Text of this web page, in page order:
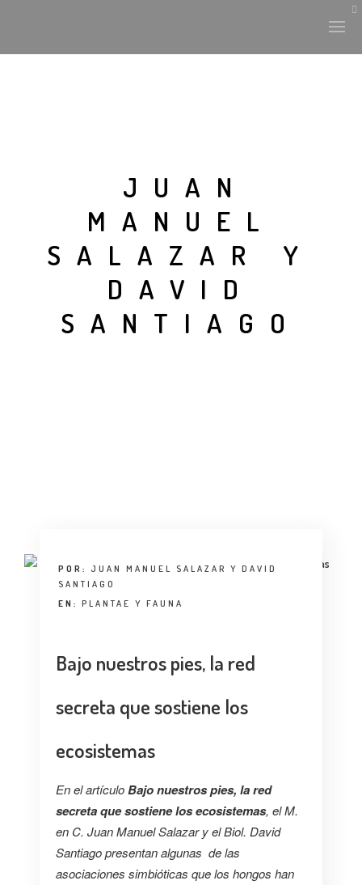
PLANTAE Y FAUNA
LAND-ESCAPE
COLABORADORES
CONSEJO HONORÍFICO
JUAN
MANUEL
SALAZAR Y
DAVID
SANTIAGO
POR: JUAN MANUEL SALAZAR Y DAVID
SANTIAGO
EN:PLANTAE Y FAUNA
Bajo nuestros pies, la red
secreta que sostiene los
ecosistemas
En el artículo Bajo nuestros pies, la red
secreta que sostiene los ecosistemas, el M.
en C. Juan Manuel Salazar y el Biol. David
Santiago presentan algunas de las
asociaciones simbióticas que los hongos han